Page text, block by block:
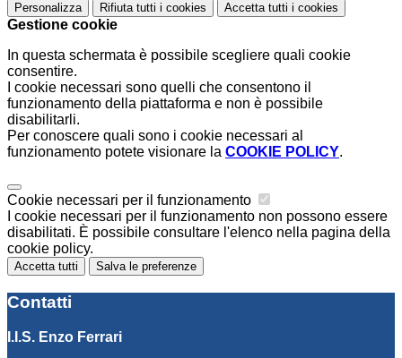
Personalizza Rifiuta tutti i cookies Accetta tutti i cookies
Gestione cookie
In questa schermata è possibile scegliere quali cookie
consentire.
I cookie necessari sono quelli che consentono il
funzionamento della piattaforma e non è possibile
disabilitarli.
Per conoscere quali sono i cookie necessari al
funzionamento potete visionare la COOKIE POLICY.
Cookie necessari per il funzionamento
I cookie necessari per il funzionamento non possono essere
disabilitati. È possibile consultare l'elenco nella pagina della
cookie policy.
Accetta tutti Salva le preferenze
Contatti
I.I.S. Enzo Ferrari